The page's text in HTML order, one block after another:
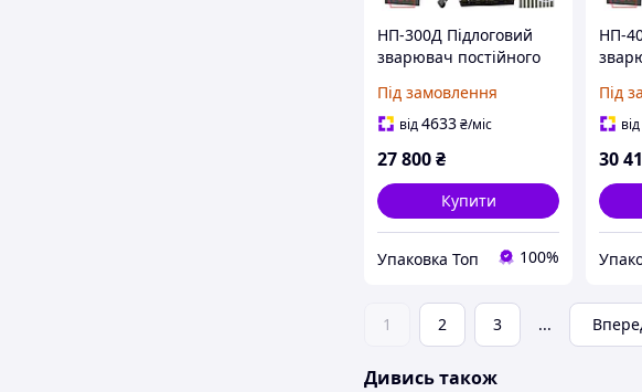
НП-300Д Підлоговий
зварювач постійного
простановкою дати (
Єврошов)
Під замовлення
від4633₴/міс
27 800₴
Купити
Упаковка Топ 100%
НП-
Під
30
1 2 3 ...
Дивись також